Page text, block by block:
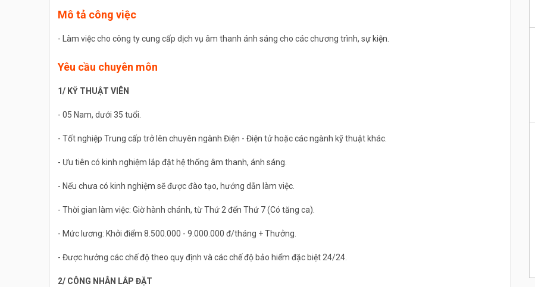
Mô tả công việc
- Làm việc cho công ty cung cấp dịch vụ âm thanh ánh sáng cho các chương trình, sự kiện.
Yêu cầu chuyên môn
1/ KỸ THUẬT VIÊN
- 05 Nam, dưới 35 tuổi.
- Tốt nghiệp Trung cấp trở lên chuyên ngành Điện - Điện tử hoặc các ngành kỹ thuật khác.
- Ưu tiên có kinh nghiệm lắp đặt hệ thống âm thanh, ánh sáng.
- Nếu chưa có kinh nghiệm sẽ được đào tạo, hướng dẫn làm việc.
- Thời gian làm việc: Giờ hành chánh, từ Thứ 2 đến Thứ 7 (Có tăng ca).
- Mức lương: Khởi điểm 8.500.000 - 9.000.000 đ/tháng + Thưởng.
- Được hưởng các chế độ theo quy định và các chế độ bảo hiểm đặc biệt 24/24.
2/ CÔNG NHÂN LẮP ĐẶT